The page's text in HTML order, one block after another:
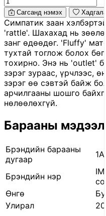
Сагсанд нэмэх
Симпатик заан
'rattle'. Шахахад нь
занг өдөөдөг. 'Fluffy'
тухтай тоглож болох
тохирно. Энэ нь 'outlet'
зэрэг зураас, үрчлээс,
зэрэг өө сэвтэй байж
арчилгааны шошго
нөлөөлөхгүй.
Барааны
Брэндийн барааны
дугаар
Брэндийн нэр
Өнгө
Улирал